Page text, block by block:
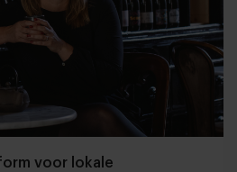
voor lokale